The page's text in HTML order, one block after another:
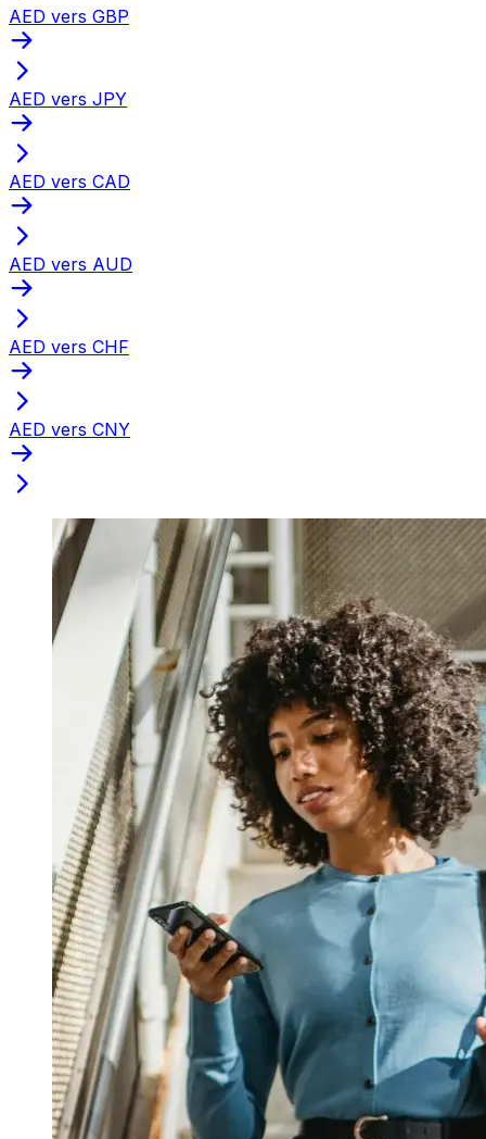
AED vers GBP
AED vers JPY
AED vers CAD
AED vers AUD
AED vers CHF
AED vers CNY